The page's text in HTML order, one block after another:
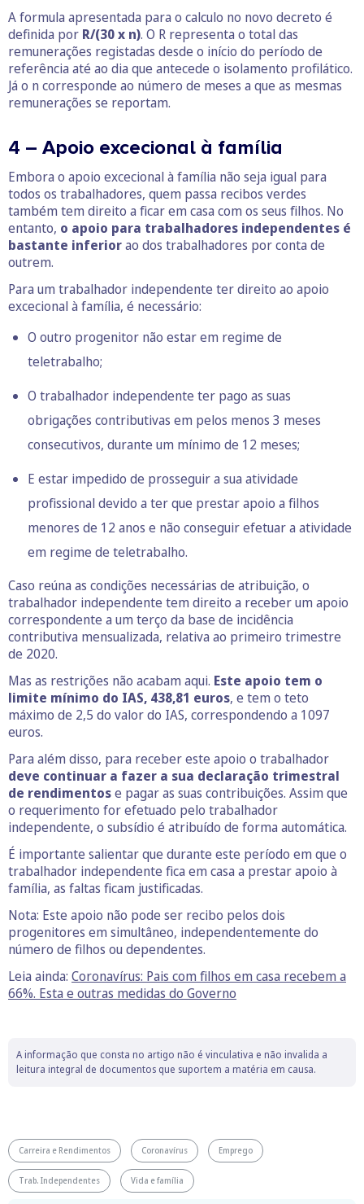
A formula apresentada para o calculo no novo decreto é
definida por R/(30 x n). O R representa o total das
remunerações registadas desde o início do período de
referência até ao dia que antecede o isolamento profilático.
Já o n corresponde ao número de meses a que as mesmas
remunerações se reportam.
4 – Apoio excecional à família
Embora o apoio excecional à família não seja igual para
todos os trabalhadores, quem passa recibos verdes
também tem direito a ficar em casa com os seus filhos. No
entanto, o apoio para trabalhadores independentes é
bastante inferiorao dos trabalhadores por conta de
outrem.
Para um trabalhador independente ter direito ao apoio
excecional à família, é necessário:
O outro progenitor não estar em regime de
teletrabalho;
O trabalhador independente ter pago as suas
obrigações contributivas em pelos menos 3 meses
consecutivos, durante um mínimo de 12 meses;
E estar impedido de prosseguir a sua atividade
profissional devido a ter que prestar apoio a filhos
menores de 12 anos e não conseguir efetuar a atividade
em regime de teletrabalho.
Caso reúna as condições necessárias de atribuição, o
trabalhador independente tem direito a receber um apoio
correspondente a um terço da base de incidência
contributiva mensualizada, relativa ao primeiro trimestre
de 2020.
Mas as restrições não acabam aqui. Este apoio tem o
limite mínimo do IAS, 438,81 euros, e tem o teto
máximo de 2,5 do valor do IAS, correspondendo a 1097
euros.
Para além disso, para receber este apoio o trabalhador
deve continuar a fazer a sua declaração trimestral
de rendimentose pagar as suas contribuições. Assim que
o requerimento for efetuado pelo trabalhador
independente, o subsídio é atribuído de forma automática.
É importante salientar que durante este período em que o
trabalhador independente fica em casa a prestar apoio à
família, as faltas ficam justificadas.
Nota: Este apoio não pode ser recibo pelos dois
progenitores em simultâneo, independentemente do
número de filhos ou dependentes.
Leia ainda: Coronavírus: Pais com filhos em casa recebem a
66%. Esta e outras medidas do Governo
A informação que consta no artigo não é vinculativa e não invalida a
leitura integral de documentos que suportem a matéria em causa.
Carreira e Rendimentos Coronavírus Emprego
Trab. Independentes Vida e família